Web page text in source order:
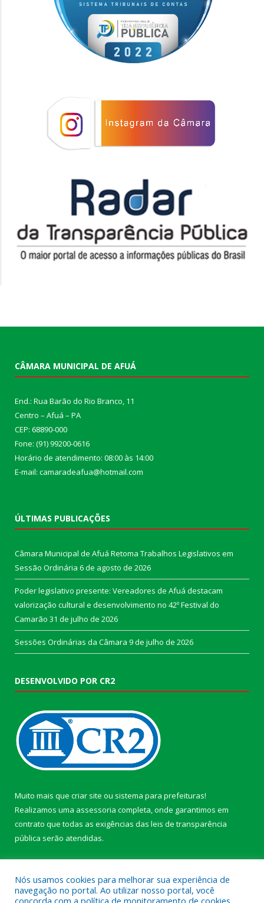
CÂMARA MUNICIPAL DE AFUÁ
End.: Rua Barão do Rio Branco, 11
Centro – Afuá – PA
CEP: 68890-000
Fone: (91) 99200-0616
Horário de atendimento: 08:00 às 14:00
E-mail: camaradeafua@hotmail.com
ÚLTIMAS PUBLICAÇÕES
Câmara Municipal de Afuá Retoma Trabalhos Legislativos em
Sessão Ordinária 6 de agosto de 2026
Poder legislativo presente: Vereadores de Afuá destacam
valorização cultural e desenvolvimento no 42º Festival do
Camarão 31 de julho de 2026
Sessões Ordinárias da Câmara 9 de julho de 2026
DESENVOLVIDO POR CR2
Muito mais que criar site ou sistema para prefeituras!
Realizamos uma assessoria completa, onde garantimos em
contrato que todas as exigências das leis de transparência
pública serão atendidas.
Nós usamos cookies para melhorar sua experiência de
navegação no portal. Ao utilizar nosso portal, você
concorda com a política de monitoramento de cookies.